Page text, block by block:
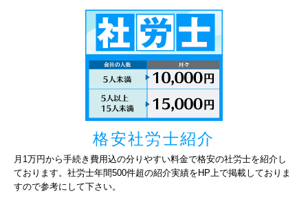
す。こちらは外国人ですが、仕事柄日本語は分か
りますので大丈夫です。
名古屋市で美容業をしている個人事業主です。長
年顧問をお願いしているの先生いらしたんです
が、無理になり急遽探してます。
1 2 3 4
... > >>
格安社労士紹介
月1万円から手続き費用込の分りやすい料金で格安の社労士を紹介し
ております。社労士年間500件超の紹介実績をHP上で掲載しておりま
すので参考にして下さい。